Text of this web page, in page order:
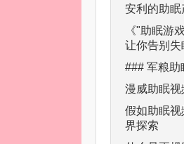
安利的助
《"助眠游
让你告别失
### 军粮助
漫威助眠视
假如助眠视
界探索